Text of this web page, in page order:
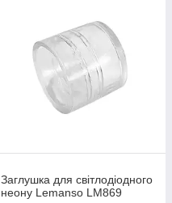
Заглушка для світлодіодного
неону Lemanso LM869